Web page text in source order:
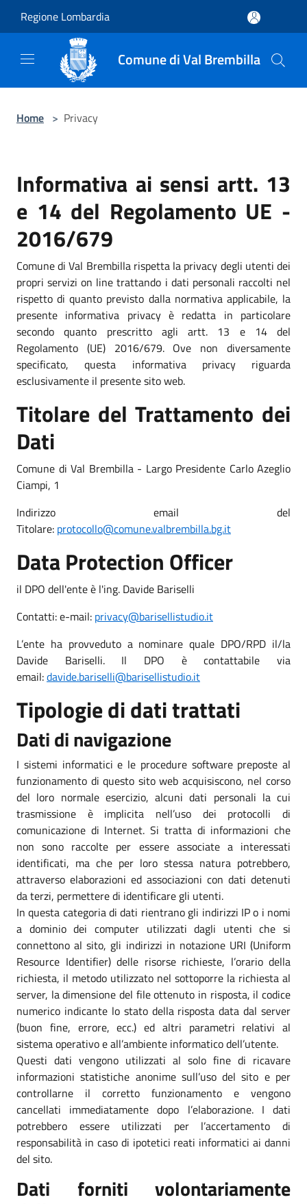
Regione Lombardia
Comune di Val Brembilla
Home > Privacy
Informativa ai sensi artt. 13
e 14 del Regolamento UE -
2016/679
Comune di Val Brembilla rispetta la privacy degli utenti dei
propri servizi on line trattando i dati personali raccolti nel
rispetto di quanto previsto dalla normativa applicabile, la
presente informativa privacy è redatta in particolare
secondo quanto prescritto agli artt. 13 e 14 del
Regolamento (UE) 2016/679. Ove non diversamente
specificato, questa informativa privacy riguarda
esclusivamente il presente sito web.
Titolare del Trattamento dei
Dati
Comune di Val Brembilla - Largo Presidente Carlo Azeglio
Ciampi, 1
Indirizzo email del
Titolare: protocollo@comune.valbrembilla.bg.it
Data Protection Officer
il DPO dell'ente è l'ing. Davide Bariselli
Contatti: e-mail: privacy@barisellistudio.it
L’ente ha provveduto a nominare quale DPO/RPD il/la
Davide Bariselli. Il DPO è contattabile via
email:davide.bariselli@barisellistudio.it
Tipologie di dati trattati
Dati di navigazione
I sistemi informatici e le procedure software preposte al
funzionamento di questo sito web acquisiscono, nel corso
del loro normale esercizio, alcuni dati personali la cui
trasmissione è implicita nell’uso dei protocolli di
comunicazione di Internet. Si tratta di informazioni che
non sono raccolte per essere associate a interessati
identificati, ma che per loro stessa natura potrebbero,
attraverso elaborazioni ed associazioni con dati detenuti
da terzi, permettere di identificare gli utenti.
In questa categoria di dati rientrano gli indirizzi IP o i nomi
a dominio dei computer utilizzati dagli utenti che si
connettono al sito, gli indirizzi in notazione URI (Uniform
Resource Identifier) delle risorse richieste, l’orario della
richiesta, il metodo utilizzato nel sottoporre la richiesta al
server, la dimensione del file ottenuto in risposta, il codice
numerico indicante lo stato della risposta data dal server
(buon fine, errore, ecc.) ed altri parametri relativi al
sistema operativo e all’ambiente informatico dell’utente.
Questi dati vengono utilizzati al solo fine di ricavare
informazioni statistiche anonime sull’uso del sito e per
controllarne il corretto funzionamento e vengono
cancellati immediatamente dopo l’elaborazione. I dati
potrebbero essere utilizzati per l’accertamento di
responsabilità in caso di ipotetici reati informatici ai danni
del sito.
Dati forniti volontariamente